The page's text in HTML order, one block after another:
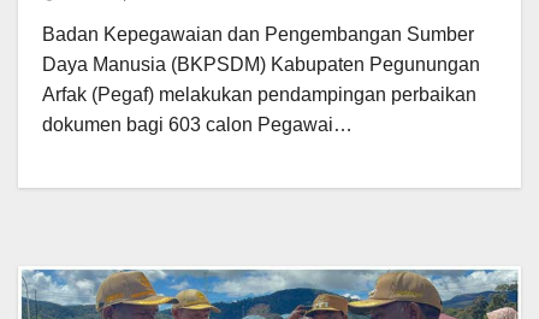
Badan Kepegawaian dan Pengembangan Sumber
Daya Manusia (BKPSDM) Kabupaten Pegunungan
Arfak (Pegaf) melakukan pendampingan perbaikan
dokumen bagi 603 calon Pegawai…